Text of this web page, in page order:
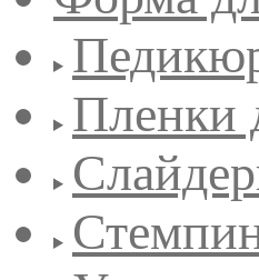
Пленки